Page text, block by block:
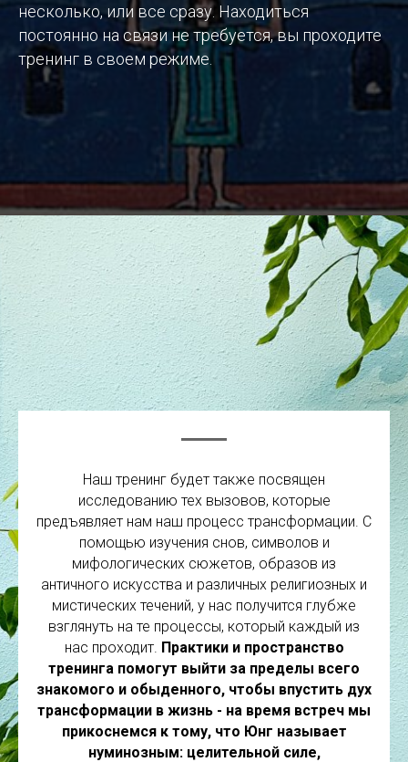
несколько, или все сразу. Находиться
постоянно на связи не требуется, вы проходите
тренинг в своем режиме.
Наш тренинг будет также посвящен
исследованию тех вызовов, которые
предъявляет нам наш процесс трансформации. С
помощью изучения снов, символов и
мифологических сюжетов, образов из
античного искусства и различных религиозных и
мистических течений, у нас получится глубже
взглянуть на те процессы, который каждый из
нас проходит. Практики и пространство
тренинга помогут выйти за пределы всего
знакомого и обыденного, чтобы впустить дух
трансформации в жизнь - на время встреч мы
прикоснемся к тому, что Юнг называет
нуминозным: целительной силе,